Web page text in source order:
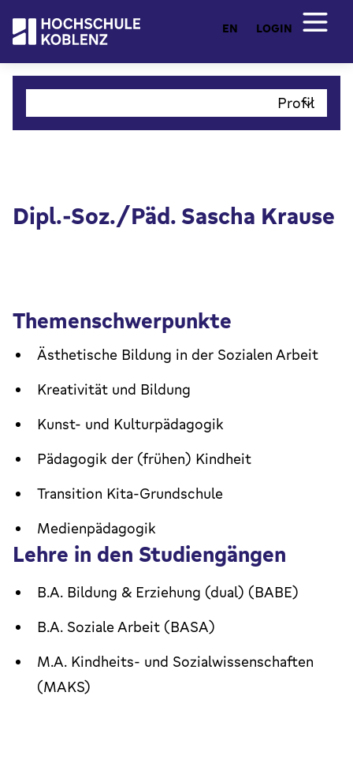
EN LOGIN
Profil
Dipl.-Soz./Päd. Sascha Krause
Themenschwerpunkte
Ästhetische Bildung in der Sozialen Arbeit
Kreativität und Bildung
Kunst- und Kulturpädagogik
Pädagogik der (frühen) Kindheit
Transition Kita-Grundschule
Medienpädagogik
Lehre in den Studiengängen
B.A. Bildung & Erziehung (dual) (BABE)
B.A. Soziale Arbeit (BASA)
M.A. Kindheits- und Sozialwissenschaften
(MAKS)